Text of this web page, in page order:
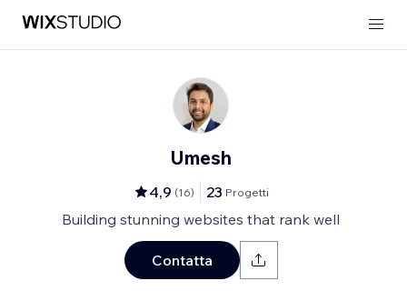
Umesh
4,9 (16) 23 Progetti
Building stunning websites that rank well
Contatta